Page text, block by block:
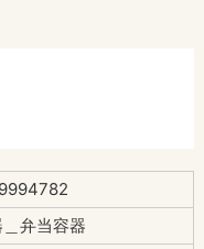
弁当容器